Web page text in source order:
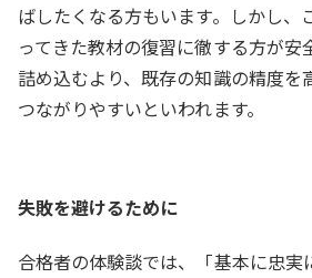
ばしたくなる方もいます。しかし、
ってきた教材の復習に徹する方が安
詰め込むより、既存の知識の精度を
つながりやすいといわれます。
失敗を避けるために
合格者の体験談では、「基本に忠実